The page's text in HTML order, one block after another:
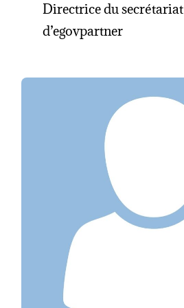
Directrice du secrétariat
d’egovpartner